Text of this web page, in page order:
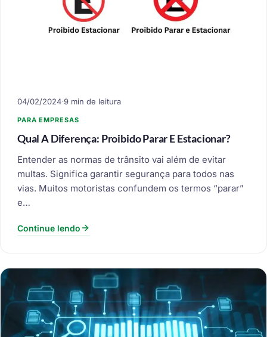
04/02/2024·9 min de leitura
PARA EMPRESAS
Qual A Diferença: Proibido Parar E Estacionar?
Entender as normas de trânsito vai além de evitar
multas. Significa garantir segurança para todos nas
vias. Muitos motoristas confundem os termos “parar”
e…
Continue lendo